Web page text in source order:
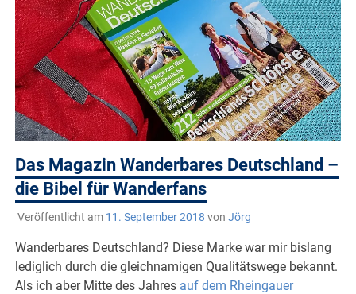
Das Magazin Wanderbares Deutschland –
die Bibel für Wanderfans
Veröffentlicht am 11. September 2018 von Jörg
Wanderbares Deutschland? Diese Marke war mir bislang
lediglich durch die gleichnamigen Qualitätswege bekannt.
Als ich aber Mitte des Jahres auf dem Rheingauer